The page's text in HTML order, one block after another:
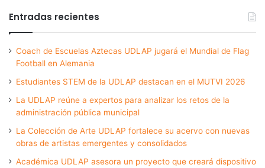
Entradas recientes
Coach de Escuelas Aztecas UDLAP jugará el Mundial de Flag
Football en Alemania
Estudiantes STEM de la UDLAP destacan en el MUTVI 2026
La UDLAP reúne a expertos para analizar los retos de la
administración pública municipal
La Colección de Arte UDLAP fortalece su acervo con nuevas
obras de artistas emergentes y consolidados
Académica UDLAP asesora un proyecto que creará dispositivo